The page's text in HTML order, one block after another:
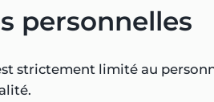
personnelles
strictement limité au